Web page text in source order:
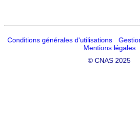
Conditions générales d'utilisations
Mentions légales
© CNAS 2025